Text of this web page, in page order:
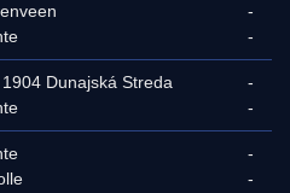
-
-
Dunajská Streda
-
-
-
-